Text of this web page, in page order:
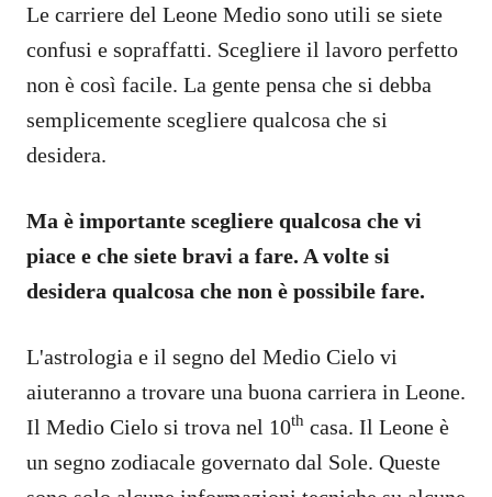
Le carriere del Leone Medio sono utili se siete
confusi e sopraffatti. Scegliere il lavoro perfetto
non è così facile. La gente pensa che si debba
semplicemente scegliere qualcosa che si
desidera.
Ma è importante scegliere qualcosa che vi
piace e che siete bravi a fare. A volte si
desidera qualcosa che non è possibile fare.
L'astrologia e il segno del Medio Cielo vi
aiuteranno a trovare una buona carriera in Leone.
Il Medio Cielo si trova nel 10th casa. Il Leone è
un segno zodiacale governato dal Sole. Queste